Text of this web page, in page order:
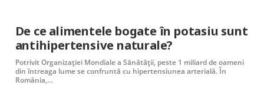
De ce alimentele bogate în potasiu sunt
antihipertensive naturale?
Potrivit Organizației Mondiale a Sănătății, peste 1 miliard de oameni
din întreaga lume se confruntă cu hipertensiunea arterială. În
România,…